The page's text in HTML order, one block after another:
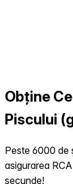
Obține
Piscului
Peste 6000 de
asigurarea
secunde!